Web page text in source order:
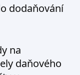
dodaňování
na
daňového